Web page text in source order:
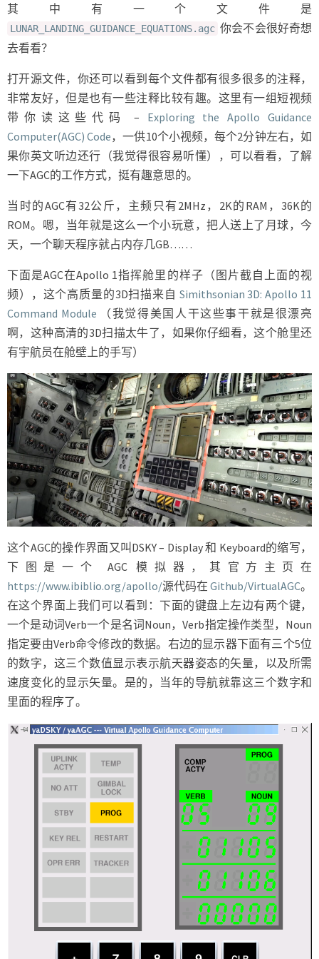
其中有一个文件是
LUNAR_LANDING_GUIDANCE_EQUATIONS.agc 你会不会很好奇想
去看看？
打开源文件，你还可以看到每个文件都有很多很多的注释，
非常友好，但是也有一些注释比较有趣。这里有一组短视频
带你读这些代码 – Exploring the Apollo Guidance
Computer(AGC) Code，一供10个小视频，每个2分钟左右，如
果你英文听边还行（我觉得很容易听懂），可以看看，了解
一下AGC的工作方式，挺有趣意思的。
当时的AGC有32公斤，主频只有2MHz，2K的RAM，36K的
ROM。嗯，当年就是这么一个小玩意，把人送上了月球，今
天，一个聊天程序就占内存几GB……
下面是AGC在Apollo 1指挥舱里的样子（图片截自上面的视
频），这个高质量的3D扫描来自 Simithsonian 3D: Apollo 11
Command Module （我觉得美国人干这些事干就是很漂亮
啊，这种高清的3D扫描太牛了，如果你仔细看，这个舱里还
有宇航员在舱壁上的手写）
这个AGC的操作界面又叫DSKY – Display 和 Keyboard的缩写，
下图是一个 AGC 模拟器，其官方主页在
https://www.ibiblio.org/apollo/源代码在 Github/VirtualAGC。
在这个界面上我们可以看到：下面的键盘上左边有两个键，
一个是动词Verb一个是名词Noun，Verb指定操作类型，Noun
指定要由Verb命令修改的数据。右边的显示器下面有三个5位
的数字，这三个数值显示表示航天器姿态的矢量，以及所需
速度变化的显示矢量。是的，当年的导航就靠这三个数字和
里面的程序了。